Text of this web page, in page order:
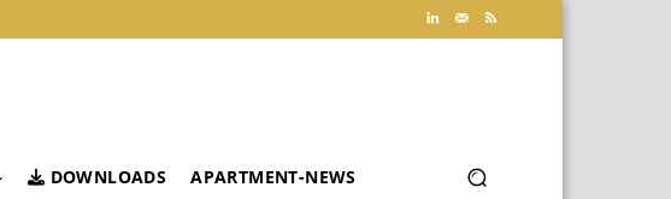
DOWNLOADS APARTMENT-NEWS